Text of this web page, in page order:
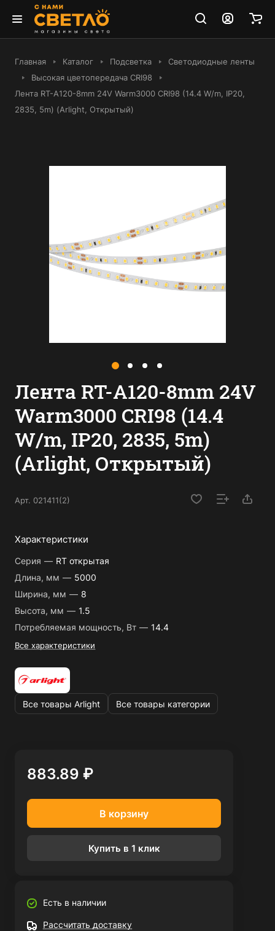
Главная Каталог Подсветка
Светодиодные ленты
Высокая цветопередача CRI98
Лента RT-A120-8mm 24V Warm3000 CRI98 (14.4 W/m, IP20,
2835, 5m) (Arlight, Открытый)
Лента RT-A120-8mm 24V
Warm3000 CRI98 (14.4
W/m, IP20, 2835, 5m)
(Arlight, Открытый)
Арт. 021411(2)
Характеристики
Серия — RT открытая
Длина, мм — 5000
Ширина, мм — 8
Высота, мм — 1.5
Потребляемая мощность, Вт — 14.4
Все характеристики
Все товары Arlight Все товары категории
883.89 ₽
В корзину
Купить в 1 клик
Есть в наличии
Рассчитать доставку